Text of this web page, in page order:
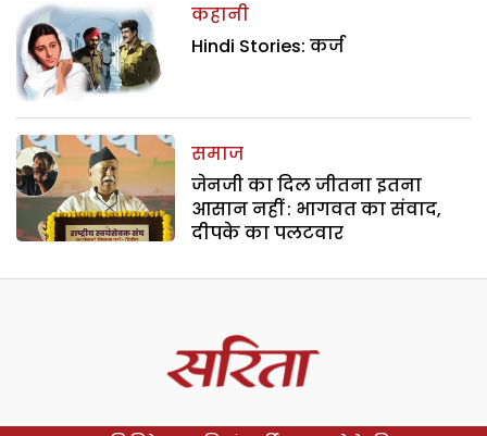
कहानी
Hindi Stories: कर्ज
समाज
जेनजी का दिल जीतना इतना
आसान नहीं : भागवत का संवाद,
दीपके का पलटवार